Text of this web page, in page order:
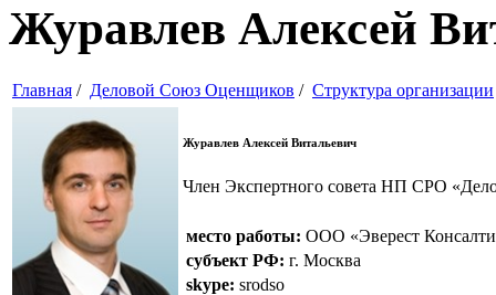
Журавлев Алексей
Главная / Деловой Союз Оценщиков / Структура организации
Журавлев Алексей Витальевич
Член Экспертного совета НП СРО
место работы: ООО «Эверест
субъект РФ: г. Москва
skype: srodso